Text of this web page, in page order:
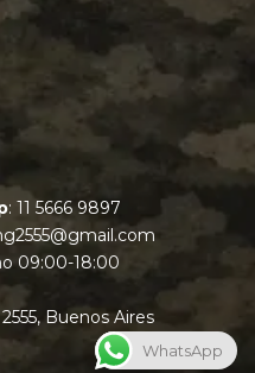
: 11 5666 9897
09:00-18:00
Buenos Aires
WhatsApp